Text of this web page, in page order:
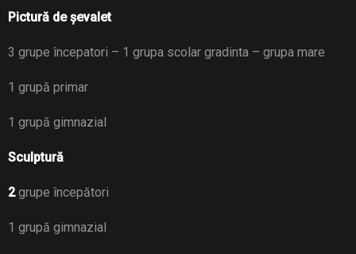
Pictură de șevalet
3 grupe începatori – 1 grupa scolar gradinta – grupa mare
1 grupă primar
1 grupă gimnazial
Sculptură
2grupe începători
1 grupă gimnazial